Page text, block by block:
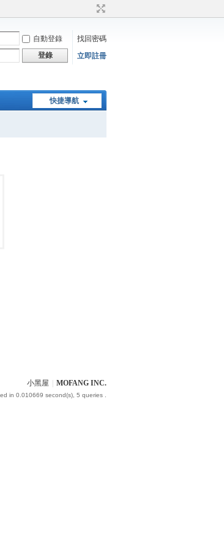
自動登錄
找回密碼
登錄 立即註冊
快捷導航
小黑屋 MOFANG INC.
in 0.010669 second(s), 5 queries .